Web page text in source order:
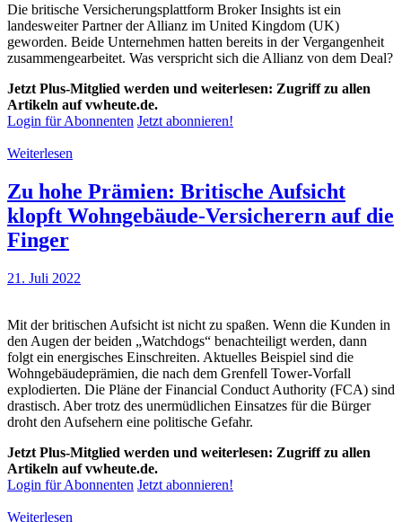
Die britische Versicherungsplattform Broker Insights ist ein
landesweiter Partner der Allianz im United Kingdom (UK)
geworden. Beide Unternehmen hatten bereits in der Vergangenheit
zusammengearbeitet. Was verspricht sich die Allianz von dem Deal?
Jetzt Plus-Mitglied werden und weiterlesen: Zugriff zu allen
Artikeln auf vwheute.de.
Login für Abonnenten Jetzt abonnieren!
Weiterlesen
Zu hohe Prämien: Britische Aufsicht
klopft Wohngebäude-Versicherern auf die
Finger
21. Juli 2022
Mit der britischen Aufsicht ist nicht zu spaßen. Wenn die Kunden in
den Augen der beiden „Watchdogs“ benachteiligt werden, dann
folgt ein energisches Einschreiten. Aktuelles Beispiel sind die
Wohngebäudeprämien, die nach dem Grenfell Tower-Vorfall
explodierten. Die Pläne der Financial Conduct Authority (FCA) sind
drastisch. Aber trotz des unermüdlichen Einsatzes für die Bürger
droht den Aufsehern eine politische Gefahr.
Jetzt Plus-Mitglied werden und weiterlesen: Zugriff zu allen
Artikeln auf vwheute.de.
Login für Abonnenten Jetzt abonnieren!
Weiterlesen